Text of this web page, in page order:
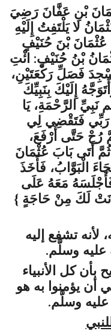
بْنِ عَفَّانَ رَضِيَ
لا يَلْتَفِتُ إِلَيْهِ
عُثْمَانَ بْنَ حُنَيْفٍ
بْنُ حُنَيْفٍ: ائْتِ
فَصَلِّ رَكْعَتَيْنِ،
إِلَيْكَ بِنَبِيِّكَ
الرَّحْمَةِ، يَا
رَبِّي فَتَقْضِي لِي
رُحْ حَتَّى أَرْفَعَ،
أَتَى بَابَ عُثْمَانَ
الْبَوَّابُ، فَأَخَذَ
مَعَهُ عَلَى
لَكَ مِنْ حَاجَةٍ }
تشفع إليه
عليه وسلَّم.
كل الأنبياء
أن يؤمنوا به هو
وسلَّم.